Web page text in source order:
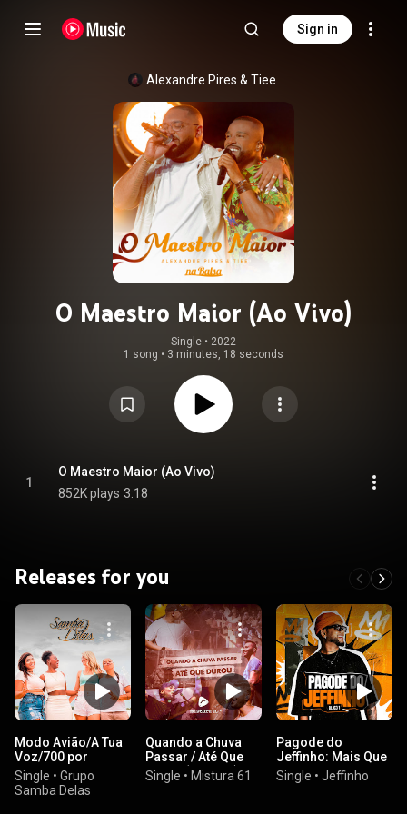
Sign in
Alexandre Pires & Tiee
O Maestro Maior (Ao Vivo)
Single • 2022
1 song • 3 minutes, 18 seconds
1
O Maestro Maior (Ao Vivo)
852K plays 3:18
Releases for you
Modo Avião/A Tua
Voz/700 por
Hora/Radar
Single • Grupo
Samba Delas
Quando a Chuva
Passar / Até Que
Durou (Ao Vivo)
Single • Mistura 61
Pagode do
Jeffinho: Mais Que
Amigo / Acordar
Com Você / Tchau
Single • Jeffinho